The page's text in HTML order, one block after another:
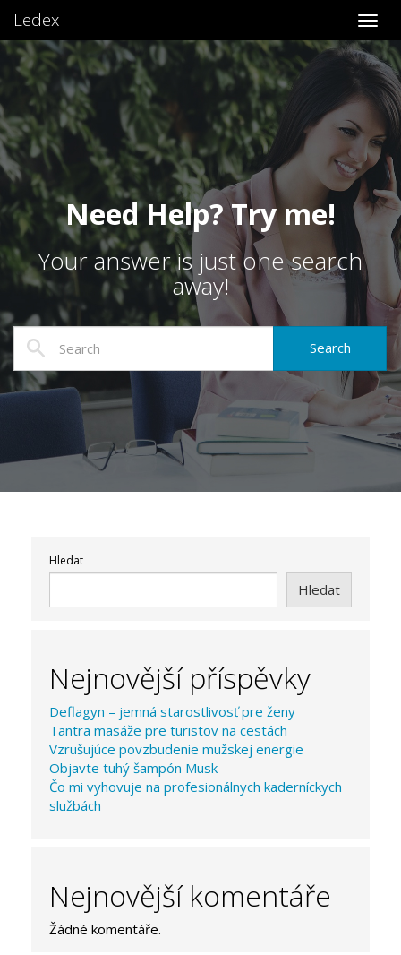
Ledex
Need Help? Try me!
Your answer is just one search
away!
Hledat
Hledat
Nejnovější příspěvky
Deflagyn – jemná starostlivosť pre ženy
Tantra masáže pre turistov na cestách
Vzrušujúce povzbudenie mužskej energie
Objavte tuhý šampón Musk
Čo mi vyhovuje na profesionálnych kaderníckych
službách
Nejnovější komentáře
Žádné komentáře.